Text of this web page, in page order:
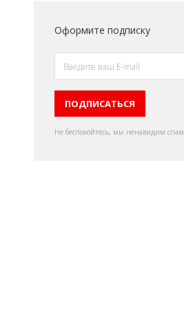
Оформите подписку
Не беспокойтесь, мы ненавидим спам